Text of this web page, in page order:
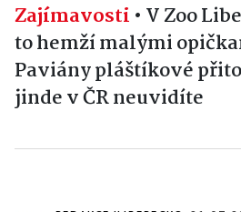
Zajímavosti • V Zoo
to hemží malými
Paviány pláštíkové
jinde v ČR neuvidíte